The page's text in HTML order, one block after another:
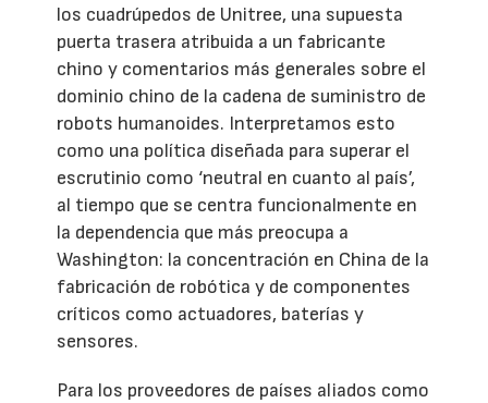
los cuadrúpedos de Unitree, una supuesta
puerta trasera atribuida a un fabricante
chino y comentarios más generales sobre el
dominio chino de la cadena de suministro de
robots humanoides. Interpretamos esto
como una política diseñada para superar el
escrutinio como ‘neutral en cuanto al país’,
al tiempo que se centra funcionalmente en
la dependencia que más preocupa a
Washington: la concentración en China de la
fabricación de robótica y de componentes
críticos como actuadores, baterías y
sensores.
Para los proveedores de países aliados como